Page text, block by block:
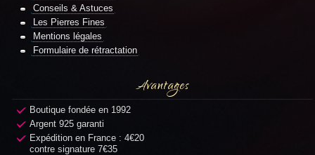
Conseils & Astuces
Les Pierres Fines
Mentions légales
Formulaire de rétractation
Avantages
Boutique fondée en 1992
Argent 925 garanti
Expédition en France : 4€20
contre signature 7€35